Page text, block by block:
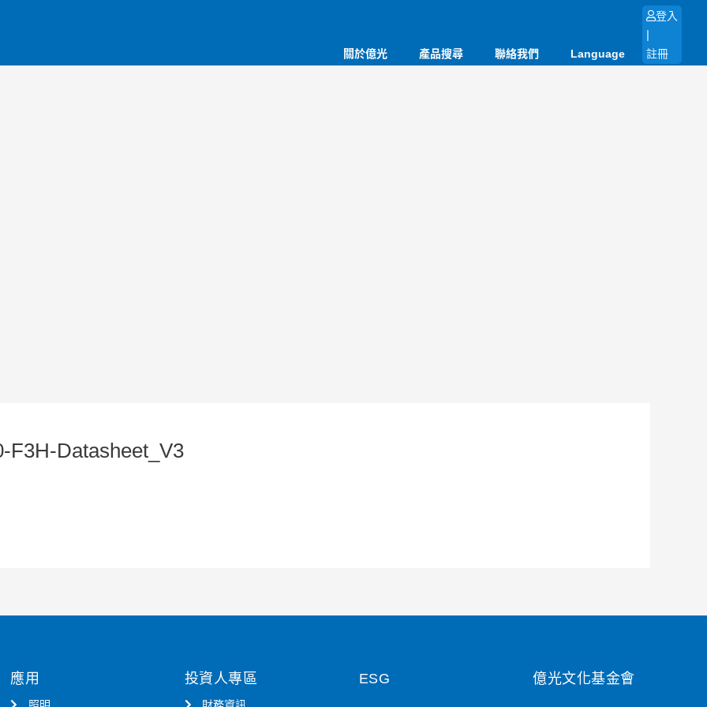
關於億光 產品搜尋 聯絡我們 Language
登入
|
註冊
F3H-Datasheet_V3
應用 投資人專區 ESG 億光文化基金會